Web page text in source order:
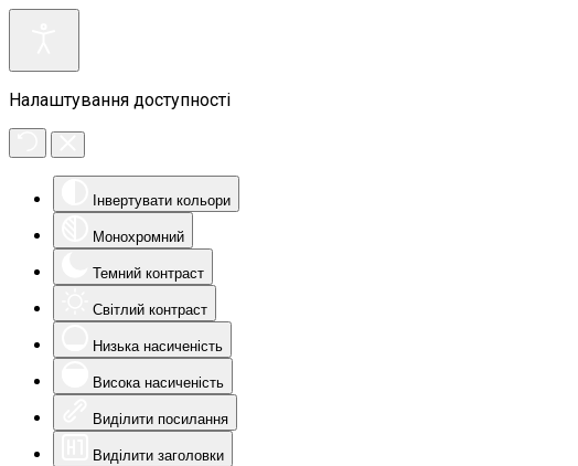
Налаштування доступності
Інвертувати кольори
Монохромний
Темний контраст
Світлий контраст
Низька насиченість
Висока насиченість
Виділити посилання
Виділити заголовки